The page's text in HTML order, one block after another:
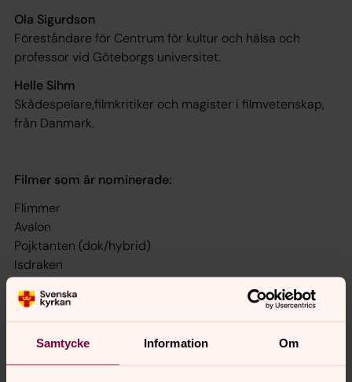
Samtycke Information Om
Ola Sigurdson
Föreståndare för Centrum för kultur och hälsa och
professor vid Göteborgs universitet.
Helle Sihm
Skådespelare,filmkritiker och magister i filmvetenskap,
från Danmark.
Filmer som är nominerade:
Flimmer
Avalon
Pojktanten (dok/hybrid)
Isdraken
En ömsesidig sak (dok)
Vi som älskade (dok)
För dig naken (dok)